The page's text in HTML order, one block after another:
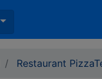
Restaurant